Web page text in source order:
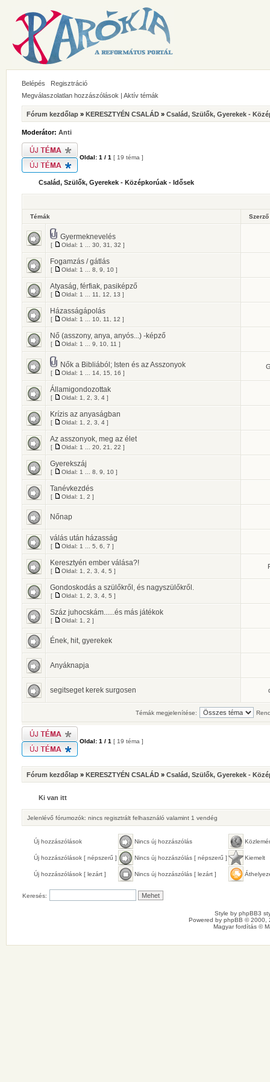
Belépés
Regisztráció
Megválaszolatlan hozzászólások | Aktív témák
Fórum kezdőlap » KERESZTYÉN CSALÁD » Család, Szülők, Gyerekek -
Moderátor: Anti
Oldal: 1 / 1 [ 19 téma ]
Család, Szülők, Gyerekek - Középkorúak - Idősek
Témák Szerző
Gyermeknevelés
[ Oldal: 1 30 31 32 ]
Fogamzás / gátlás
[ Oldal: 1 8 9 10 ]
Atyaság, férfiak, pasiképző
[ Oldal: 1 11 12 13 ]
Házasságápolás
[ Oldal: 1 10 11 12 ]
Nő (asszony, anya, anyós...) -képző
[ Oldal: 1 9 10 11 ]
Nők a Bibliából; Isten és az Asszonyok
[ Oldal: 1 14 15 16 ]
Államigondozottak
[ Oldal: 1 2 3 4 ]
Krízis az anyaságban
[ Oldal: 1 2 3 4 ]
Az asszonyok, meg az élet
[ Oldal: 1 20 21 22 ]
Gyerekszáj
[ Oldal: 1 8 9 10 ]
Tanévkezdés
[ Oldal: 1 2 ]
Nőnap
válás után házasság
[ Oldal: 1 5 6 7 ]
Keresztyén ember válása?!
[ Oldal: 1 2 3 4 5 ]
Gondoskodás a szülőkről, és nagyszülőkről.
[ Oldal: 1 2 3 4 5 ]
Száz juhocskám......és más játékok
[ Oldal: 1 2 ]
Ének, hit, gyerekek
Anyáknapja
segitseget kerek surgosen
Témák megjelenítése:
Oldal: 1 / 1 [ 19 téma ]
Fórum kezdőlap » KERESZTYÉN CSALÁD » Család, Szülők, Gyerekek -
Ki van itt
Jelenlévő fórumozók: nincs regisztrált felhasználó valamint 1 vendég
Új hozzászólások Nincs új hozzászólás
Új hozzászólások [ népszerű ] Nincs új hozzászólás [ népszerű ] Kiemelt
Új hozzászólások [ lezárt ] Nincs új hozzászólás [ lezárt ]
Keresés:
Style by phpBB3
Powered by phpBB © 2000,
Magyar fordítás ©